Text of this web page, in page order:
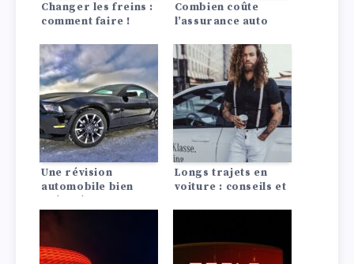
Changer les freins :
comment faire !
Combien coûte
l’assurance auto
Une révision
automobile bien
briller votre voiture
de luxe
Longs trajets en
voiture : conseils et